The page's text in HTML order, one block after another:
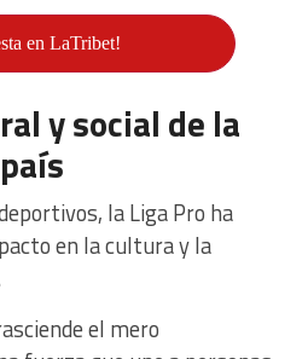
en LaTribet!
y social de la
la Liga Pro ha
en la cultura y la
el mero